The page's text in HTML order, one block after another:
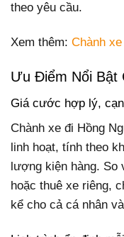
theo yêu cầu.
Xem thêm: Chành
Ưu Điểm Nổi Bật
Giá cước hợp lý,
Chành xe đi Hồng
linh hoạt, tính theo
lượng kiện hàng. So
hoặc thuê xe riêng,
kể cho cả cá nhân